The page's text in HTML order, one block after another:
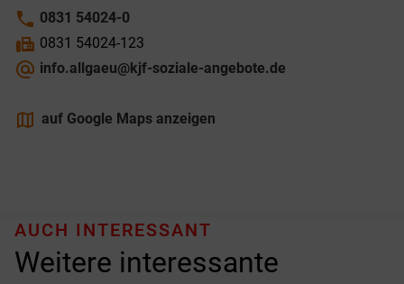
phone 0831 54024-0
fax 0831 54024-123
alternate_email info.allgaeu@kjf-soziale-angebote.de
mapsauf Google Maps anzeigen
Weitere interessante
AUCH INTERESSANT